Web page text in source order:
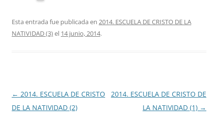
Esta entrada fue publicada en 2014. ESCUELA DE CRISTO DE LA
NATIVIDAD (3)el 14 junio, 2014.
Navegación
de
← 2014. ESCUELA DE CRISTO
DE LA NATIVIDAD (2)
2014. ESCUELA DE CRISTO DE
LA NATIVIDAD (1) →